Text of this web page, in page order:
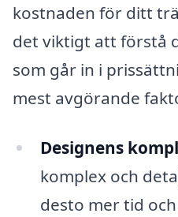
kostnaden för ditt
det viktigt att förstå
som går in i
mest avgörande
Designens
komplex och
desto mer tid